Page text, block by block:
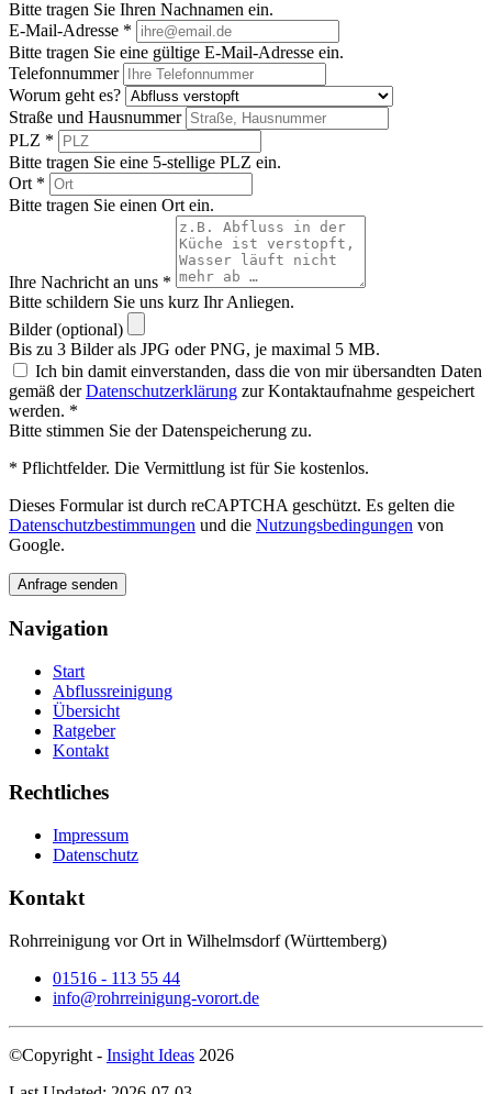
Bitte tragen Sie Ihren Nachnamen ein.
E-Mail-Adresse *
Bitte tragen Sie eine gültige E-Mail-Adresse ein.
Telefonnummer
Worum geht es?
Straße und Hausnummer
PLZ *
Bitte tragen Sie eine 5-stellige PLZ ein.
Ort *
Bitte tragen Sie einen Ort ein.
Ihre Nachricht an uns *
Bitte schildern Sie uns kurz Ihr Anliegen.
Bilder (optional)
Bis zu 3 Bilder als JPG oder PNG, je maximal 5 MB.
Ich bin damit einverstanden, dass die von mir übersandten Daten
gemäß derDatenschutzerklärung zur Kontaktaufnahme gespeichert
werden. *
Bitte stimmen Sie der Datenspeicherung zu.
* Pflichtfelder. Die Vermittlung ist für Sie kostenlos.
Dieses Formular ist durch reCAPTCHA geschützt. Es gelten die
Datenschutzbestimmungen und die Nutzungsbedingungen von
Google.
Anfrage senden
Navigation
Start
Abflussreinigung
Übersicht
Ratgeber
Kontakt
Rechtliches
Impressum
Datenschutz
Kontakt
Rohrreinigung vor Ort in Wilhelmsdorf (Württemberg)
01516 - 113 55 44
info@rohrreinigung-vorort.de
©Copyright - Insight Ideas 2026